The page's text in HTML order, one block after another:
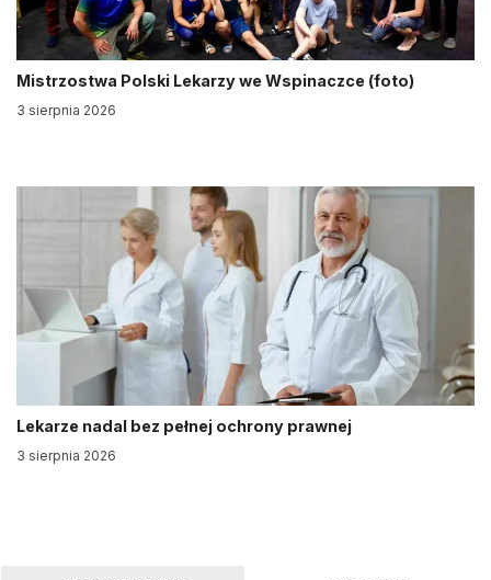
Mistrzostwa Polski Lekarzy we Wspinaczce (foto)
3 sierpnia 2026
Lekarze nadal bez pełnej ochrony prawnej
3 sierpnia 2026